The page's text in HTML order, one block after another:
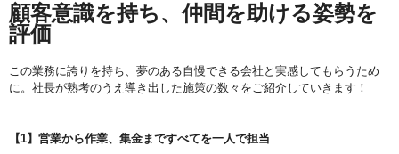
顧客意識を持ち、仲間を助ける姿勢を
評価
この業務に誇りを持ち、夢のある自慢できる会社と実感してもらうため
に。社長が熟考のうえ導き出した施策の数々をご紹介していきます！
【1】営業から作業、集金まですべてを一人で担当